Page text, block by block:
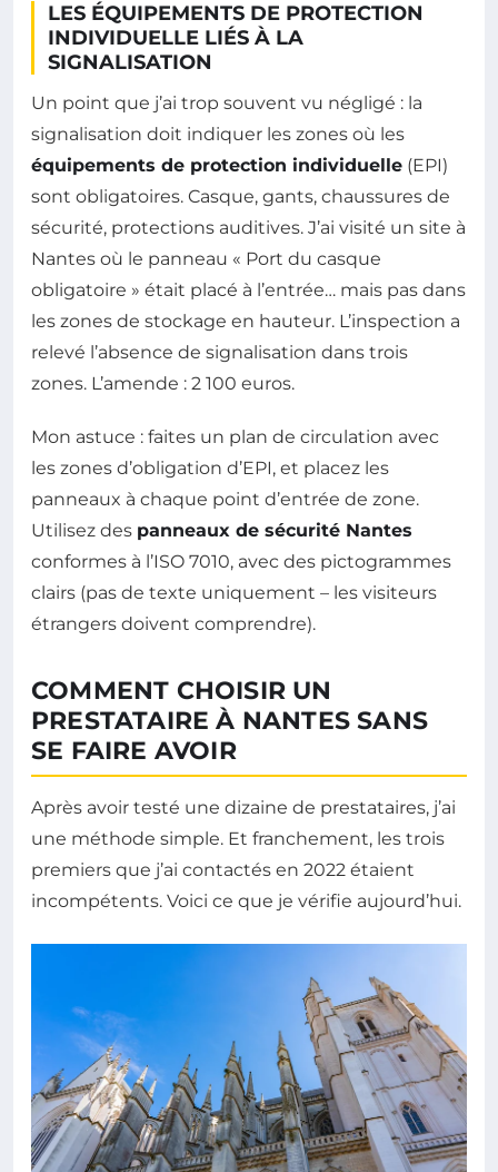
LES ÉQUIPEMENTS DE PROTECTION
INDIVIDUELLE LIÉS À LA
SIGNALISATION
Un point que j’ai trop souvent vu négligé : la
signalisation doit indiquer les zones où les
équipements de protection individuelle (EPI)
sont obligatoires. Casque, gants, chaussures de
sécurité, protections auditives. J’ai visité un site à
Nantes où le panneau « Port du casque
obligatoire » était placé à l’entrée… mais pas dans
les zones de stockage en hauteur. L’inspection a
relevé l’absence de signalisation dans trois
zones. L’amende : 2 100 euros.
Mon astuce : faites un plan de circulation avec
les zones d’obligation d’EPI, et placez les
panneaux à chaque point d’entrée de zone.
Utilisez des panneaux de sécurité Nantes
conformes à l’ISO 7010, avec des pictogrammes
clairs (pas de texte uniquement – les visiteurs
étrangers doivent comprendre).
COMMENT CHOISIR UN
PRESTATAIRE À NANTES SANS
SE FAIRE AVOIR
Après avoir testé une dizaine de prestataires, j’ai
une méthode simple. Et franchement, les trois
premiers que j’ai contactés en 2022 étaient
incompétents. Voici ce que je vérifie aujourd’hui.